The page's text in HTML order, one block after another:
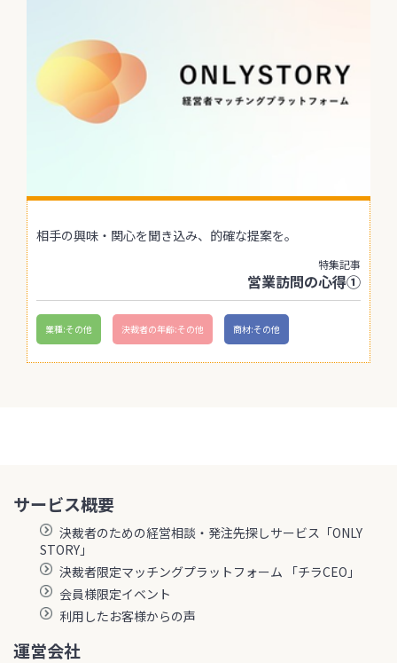
相手の興味・関心を聞き込み、的確な提案を。
特集記事
営業訪問の心得①
業種:その他 決裁者の年齢:その他 商材:その他
サービス概要
決裁者のための経営相談・発注先探しサービス「ONLY
STORY」
決裁者限定マッチングプラットフォーム 「チラCEO」
会員様限定イベント
利用したお客様からの声
運営会社